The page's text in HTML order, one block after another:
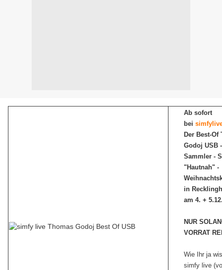
Ab sofort
bei
Der Best-Of
Godoj USB -
Sammler -
"Hautnah" -
in
am 4. +
NUR
VORRAT
Wie Ihr ja
simfy live